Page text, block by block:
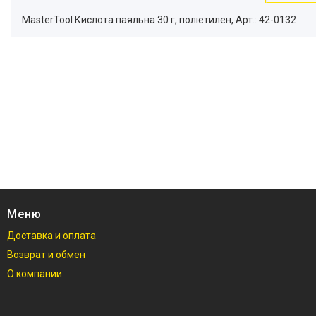
MasterTool Кислота паяльна 30 г, поліетилен, Арт.: 42-0132
Меню
Доставка и оплата
Возврат и обмен
О компании